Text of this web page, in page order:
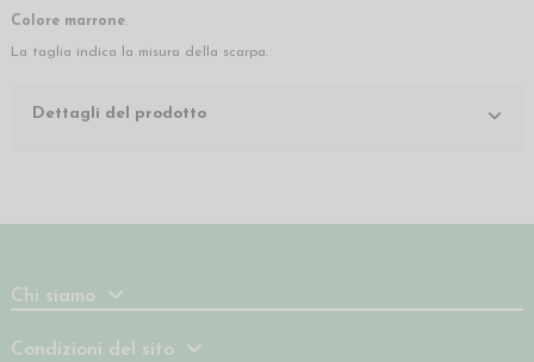
Colore marrone.
La taglia indica la misura della scarpa.
Dettagli del prodotto
Chi siamo
Condizioni del sito